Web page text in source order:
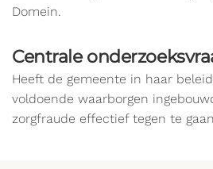
Domein.
Centrale
Heeft de gemeente in haar
voldoende waarborgen
zorgfraude effectief tegen te